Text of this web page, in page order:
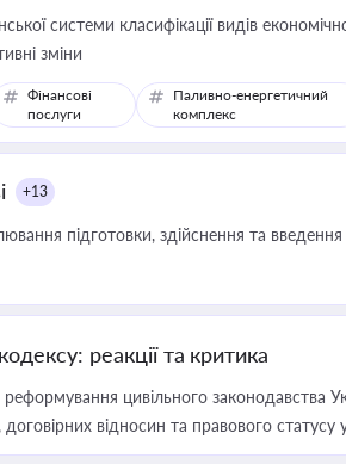
системи класифікації видів
зміни
Фінансові
послуги
Паливно-енергетичний
комплекс
+13
підготовки, здійснення та введення
реакції та критика
цивільного законодавства
відносин та правового статусу